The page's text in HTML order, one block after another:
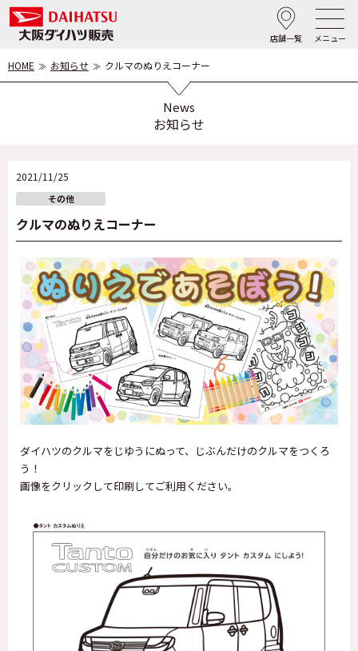
店舗一覧 メニュー
HOME お知らせ クルマのぬりえコーナー
News
お知らせ
2021/11/25
その他
クルマのぬりえコーナー
ダイハツのクルマをじゆうにぬって、じぶんだけのクルマをつくろ
う！
画像をクリックして印刷してご利用ください。